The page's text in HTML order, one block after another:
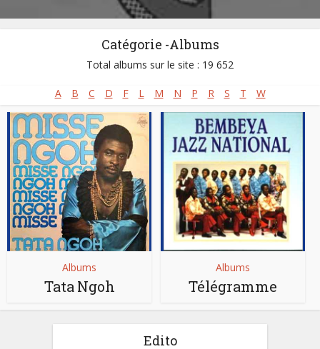
Catégorie -Albums
Total albums sur le site : 19 652
A B C D F L M N P R S T W
Albums
Tata Ngoh
Albums
Télégramme
Edito